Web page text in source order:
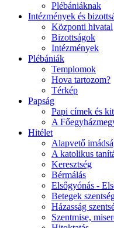
Plébániáknak
Intézmények és
Központi hivatal
Bizottságok
Intézmények
Plébániák
Templomok
Hova tartozom?
Térkép
Papság
Papi címek és
A
Hitélet
Alapvető
A katolikus
Keresztség
Bérmálás
Elsőgyónás -
Betegek
Házasság
Szentmise,